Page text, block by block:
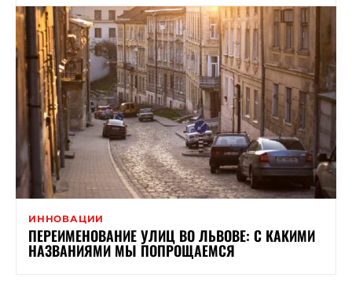
ИННОВАЦИИ
ПЕРЕИМЕНОВАНИЕ УЛИЦ ВО ЛЬВОВЕ: С КАКИМИ
НАЗВАНИЯМИ МЫ ПОПРОЩАЕМСЯ